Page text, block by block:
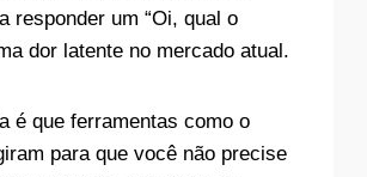
responder um “Oi, qual o
dor latente no mercado atual.
é que ferramentas como o
para que você não precise